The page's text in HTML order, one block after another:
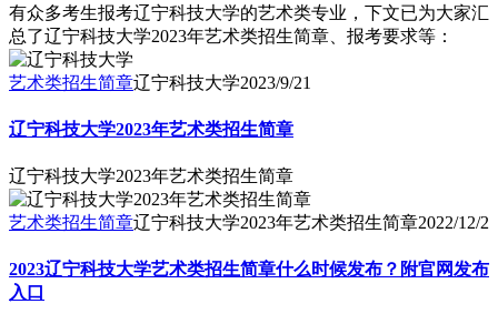
有众多考生报考辽宁科技大学的艺术类专业，下文已为大家汇
总了辽宁科技大学2023年艺术类招生简章、报考要求等：
艺术类招生简章辽宁科技大学2023/9/21
辽宁科技大学2023年艺术类招生简章
辽宁科技大学2023年艺术类招生简章
艺术类招生简章辽宁科技大学2023年艺术类招生简章2022/12/2
2023辽宁科技大学艺术类招生简章什么时候发布？附官网发布
入口